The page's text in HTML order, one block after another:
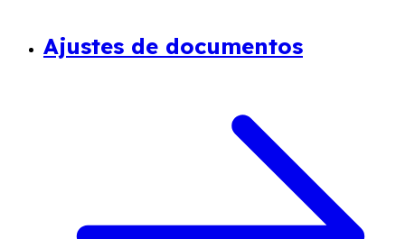
Ajustes de documentos